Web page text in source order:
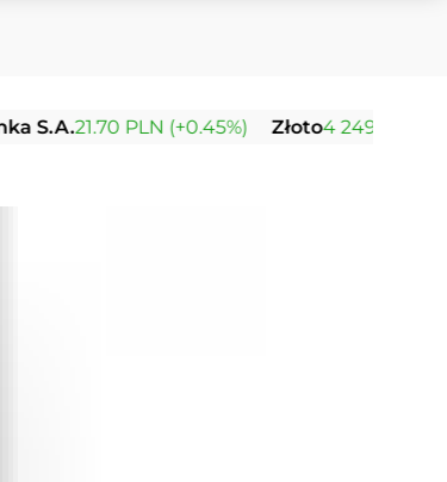
PLN (+0.45%) Złoto4 249.66 USD (+0.06%)